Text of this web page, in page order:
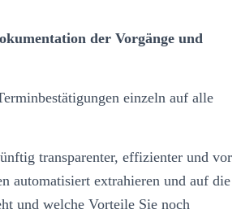
der Vorgänge und
einzeln auf alle
transparenter, effizienter und vor
automatisiert extrahieren und auf die
und welche Vorteile Sie noch